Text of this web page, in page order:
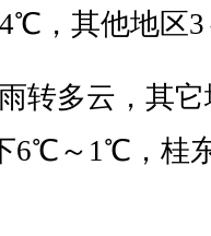
，其他地区
转多云，其
6℃～1℃，桂